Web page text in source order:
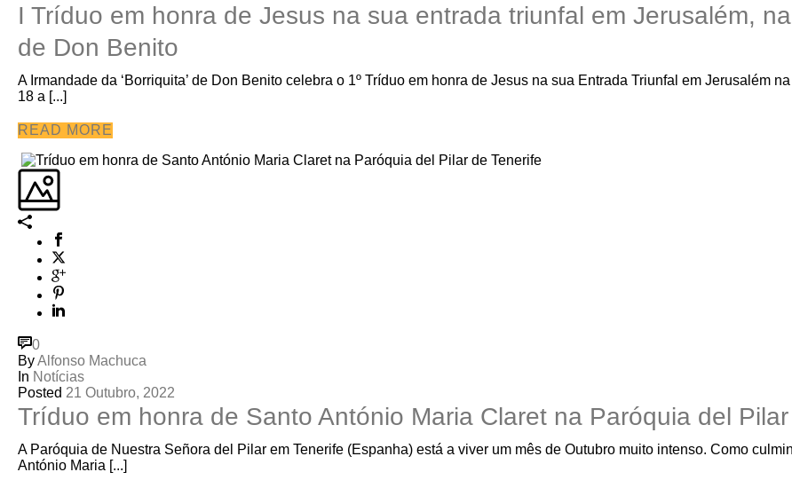
I Tríduo em honra de Jesus na sua entrada triunfal em Jerusalém,
de Don Benito
A Irmandade da ‘Borriquita’ de Don Benito celebra o 1º Tríduo em honra de Jesus na sua Entrada Triunfal em Jerusalém
18 a [...]
READ MORE
0
ByAlfonso Machuca
In Notícias
Posted 21 Outubro, 2022
Tríduo em honra de Santo António Maria Claret na Paróquia del
A Paróquia de Nuestra Señora del Pilar em Tenerife (Espanha) está a viver um mês de Outubro muito intenso. Como
António Maria [...]